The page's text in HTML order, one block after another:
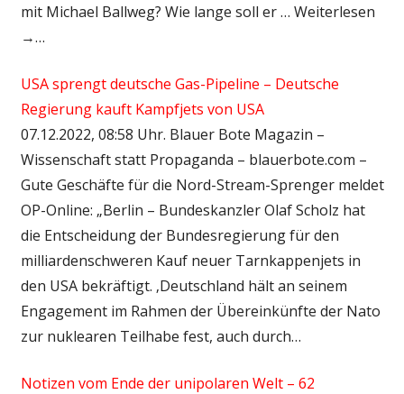
mit Michael Ballweg? Wie lange soll er … Weiterlesen
→…
USA sprengt deutsche Gas-Pipeline – Deutsche
Regierung kauft Kampfjets von USA
07.12.2022, 08:58 Uhr. Blauer Bote Magazin –
Wissenschaft statt Propaganda – blauerbote.com –
Gute Geschäfte für die Nord-Stream-Sprenger meldet
OP-Online: „Berlin – Bundeskanzler Olaf Scholz hat
die Entscheidung der Bundesregierung für den
milliardenschweren Kauf neuer Tarnkappenjets in
den USA bekräftigt. ‚Deutschland hält an seinem
Engagement im Rahmen der Übereinkünfte der Nato
zur nuklearen Teilhabe fest, auch durch…
Notizen vom Ende der unipolaren Welt – 62